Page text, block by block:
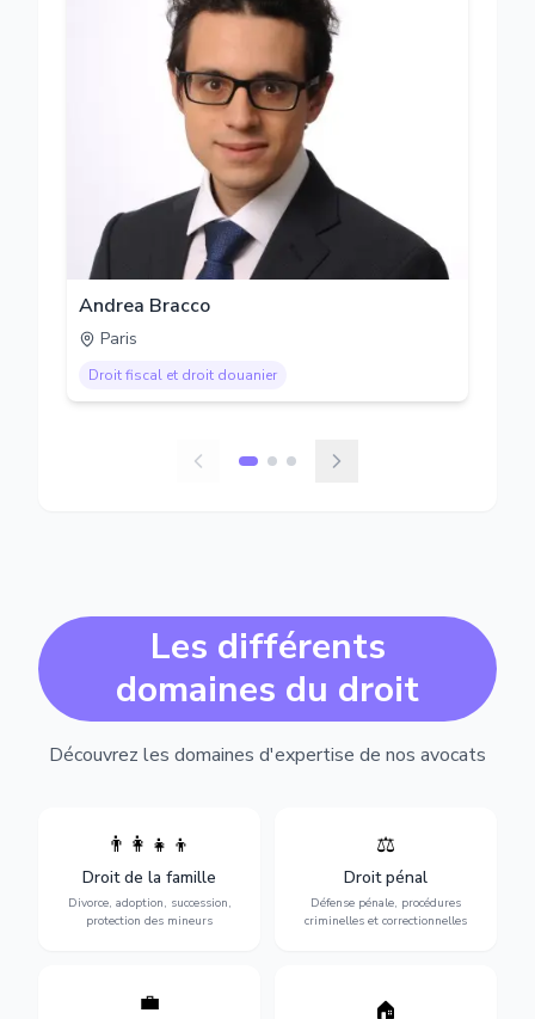
Andrea Bracco
Paris
Droit fiscal et droit douanier
Les différents
domaines du droit
Découvrez les domaines d'expertise de nos avocats
👨‍👩‍👧‍👦
Droit de la famille
Divorce, adoption, succession,
protection des mineurs
Divorce, garde d'enfants,
adoption, succession et
protection des personnes
vulnérables.
⚖️
Droit pénal
Défense pénale, procédures
criminelles et correctionnelles
Expertise en matière pénale,
vue jusqu'au procès, pour
toute affaire correctionnelle
ou criminelle.
💼
Protection de vos droits au
🏠
Sécurisation de vos projets